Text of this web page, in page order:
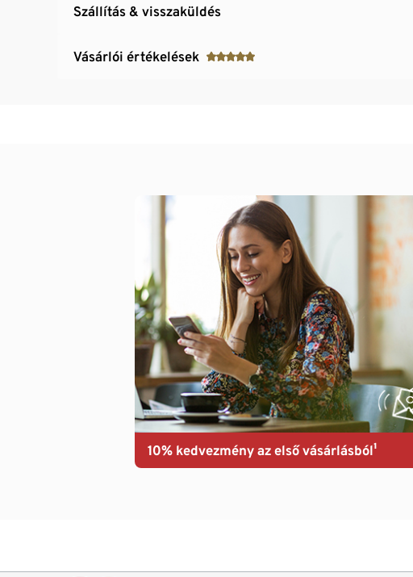
Szállítás & visszaküldés
Vásárlói értékelések
10% kedvezmény az első vásárlásból¹